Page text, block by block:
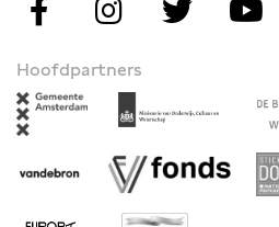
Hoofdpartners